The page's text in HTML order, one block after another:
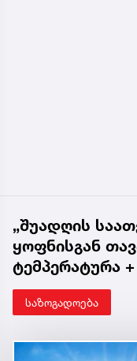
„შუადღის
ყოფნისგან
ტემპერატურა
საზოგადოება